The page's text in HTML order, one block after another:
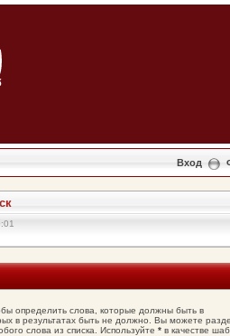
Вход
определить слова, которые должны быть в
в результатах быть не должно. Вы можете
слова из списка. Используйте * в качестве